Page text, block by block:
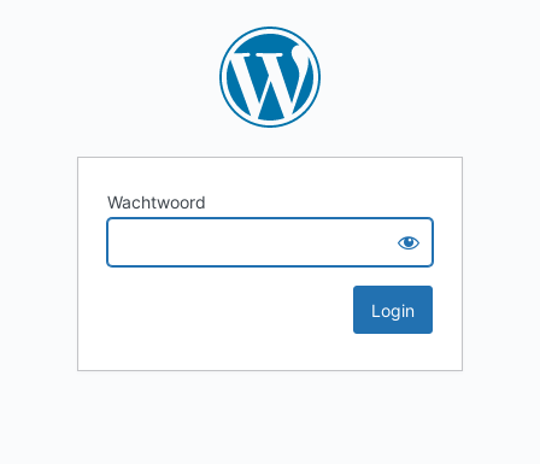
Wachtwoord